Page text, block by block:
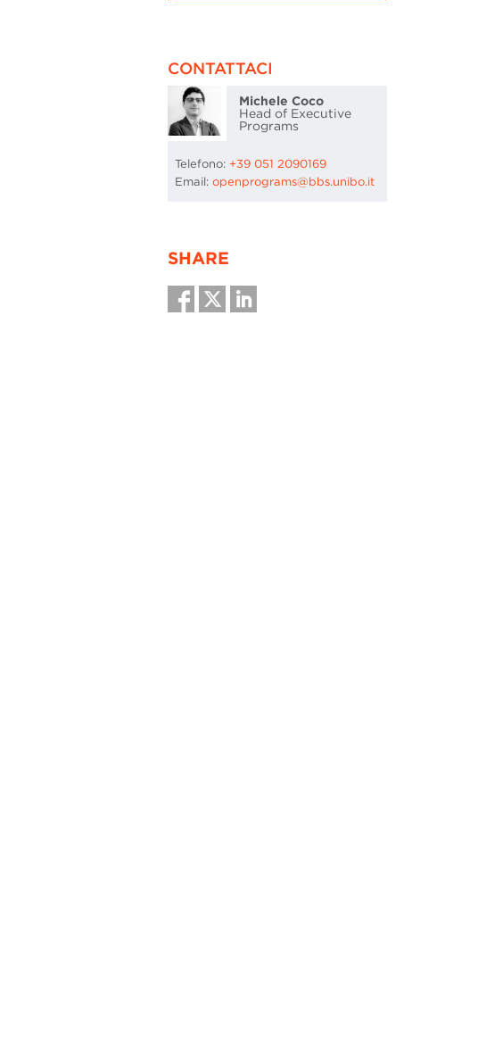
CONTATTACI
Michele Coco
Head of Executive
Programs
Telefono: +39 051 2090169
Email: openprograms@bbs.unibo.it
SHARE